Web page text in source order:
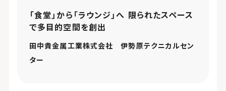
「食堂」から「ラウンジ」へ 限られたスペース
で多目的空間を創出
田中貴金属工業株式会社 伊勢原テクニカルセン
ター